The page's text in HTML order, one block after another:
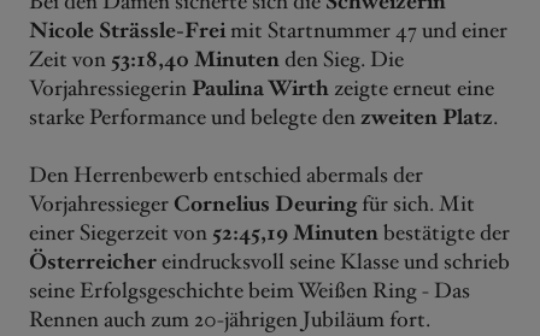
Nicole Strässle-Frei mit Startnummer 47 und einer
Zeit von 53:18,40 Minutenden Sieg. Die
Vorjahressiegerin Paulina Wirth zeigte erneut eine
starke Performance und belegte denzweiten Platz.
Den Herrenbewerb entschied abermals der
Vorjahressieger Cornelius Deuringfür sich. Mit
einer Siegerzeit von 52:45,19 Minutenbestätigte der
Österreichereindrucksvoll seine Klasse und schrieb
seine Erfolgsgeschichte beim Weißen Ring - Das
Rennen auch zum 20-jährigen Jubiläum fort.